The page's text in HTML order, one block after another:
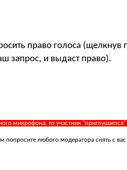
право голоса
запрос, и выдаст право).
микрофона, то участник
попросите любого модератора снять с